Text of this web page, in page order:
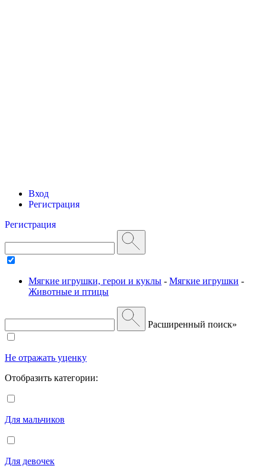
Вход
Регистрация
Регистрация
Мягкие игрушки, герои и куклы - Мягкие игрушки -
Животные и птицы
Расширенный поиск»
Не отражать уценку
Отобразить категории:
Для мальчиков
Для девочек